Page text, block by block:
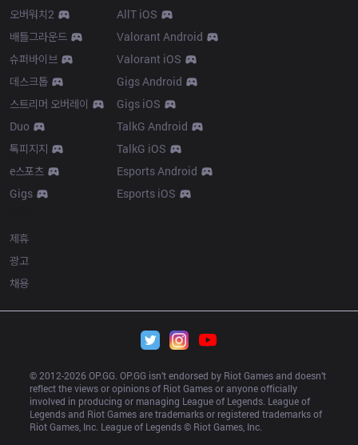
오버워치2
배틀그라운드
슈퍼바이브
데스크톱
스트리머 오버레이
Duo
톡피지지
e스포츠
Gigs
AllT iOS
Valorant Android
Valorant iOS
Gigs Android
Gigs iOS
TalkG Android
TalkG iOS
Esports Android
Esports iOS
제휴
광고
채용
© 2012-2026 OP.GG. OP.GG isn’t endorsed by Riot Games and doesn’t
reflect the views or opinions of Riot Games or anyone officially
involved in producing or managing League of Legends. League of
Legends and Riot Games are trademarks or registered trademarks of
Riot Games, Inc. League of Legends © Riot Games, Inc.